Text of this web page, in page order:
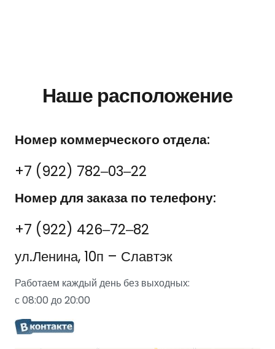
Наше расположение
Номер коммерческого отдела:
+7 (922) 782‒03‒22
Номер для заказа по телефону:
+7 (922) 426‒72‒82
ул.Ленина, 10п – Славтэк
Работаем каждый день без выходных:
с 08:00 до 20:00